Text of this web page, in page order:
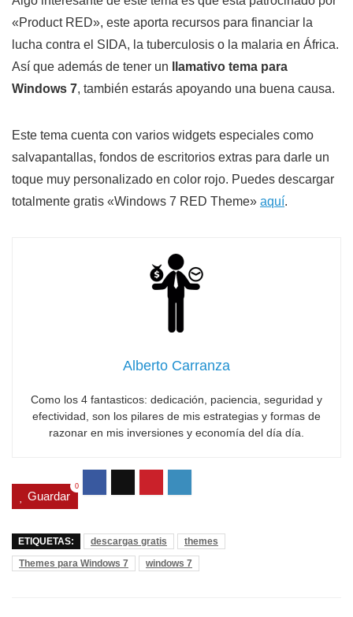
«Product RED», este aporta recursos para financiar la
lucha contra el SIDA, la tuberculosis o la malaria en África.
Así que además de tener un
llamativo tema para
Windows 7, también estarás apoyando una buena causa.
Este tema cuenta con varios widgets especiales como
salvapantallas, fondos de escritorios extras para darle un
toque muy personalizado en color rojo. Puedes descargar
totalmente gratis «Windows 7 RED Theme» aquí.
Alberto Carranza
Como los 4 fantasticos: dedicación, paciencia, seguridad y
efectividad, son los pilares de mis estrategias y formas de
razonar en mis inversiones y economía del día día.
Guardar
0
ETIQUETAS: descargas gratis
themes
Themes para Windows 7
windows 7